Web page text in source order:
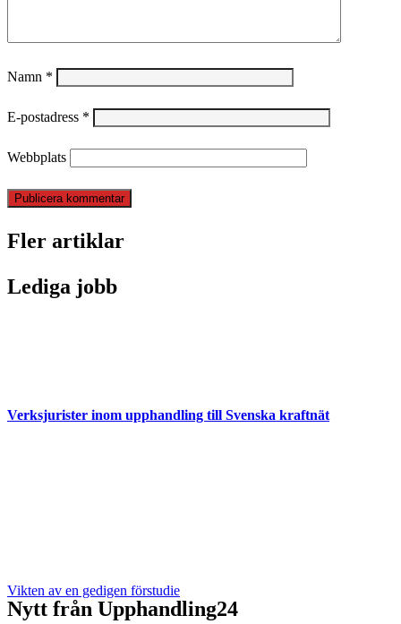
Namn *
E-postadress *
Webbplats
Fler artiklar
Lediga jobb
Verksjurister inom upphandling till Svenska kraftnät
Vikten av en gedigen förstudie
Nytt från Upphandling24